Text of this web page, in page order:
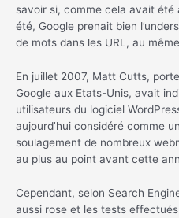
savoir si, comme cela avait
été, Google prenait bien
de mots dans les URL, au
En juillet 2007, Matt Cutts,
Google aux Etats-Unis, avait
utilisateurs du logiciel
aujourd’hui considéré comme
soulagement de nombreux
au plus au point avant cette
Cependant, selon Search
aussi rose et les tests